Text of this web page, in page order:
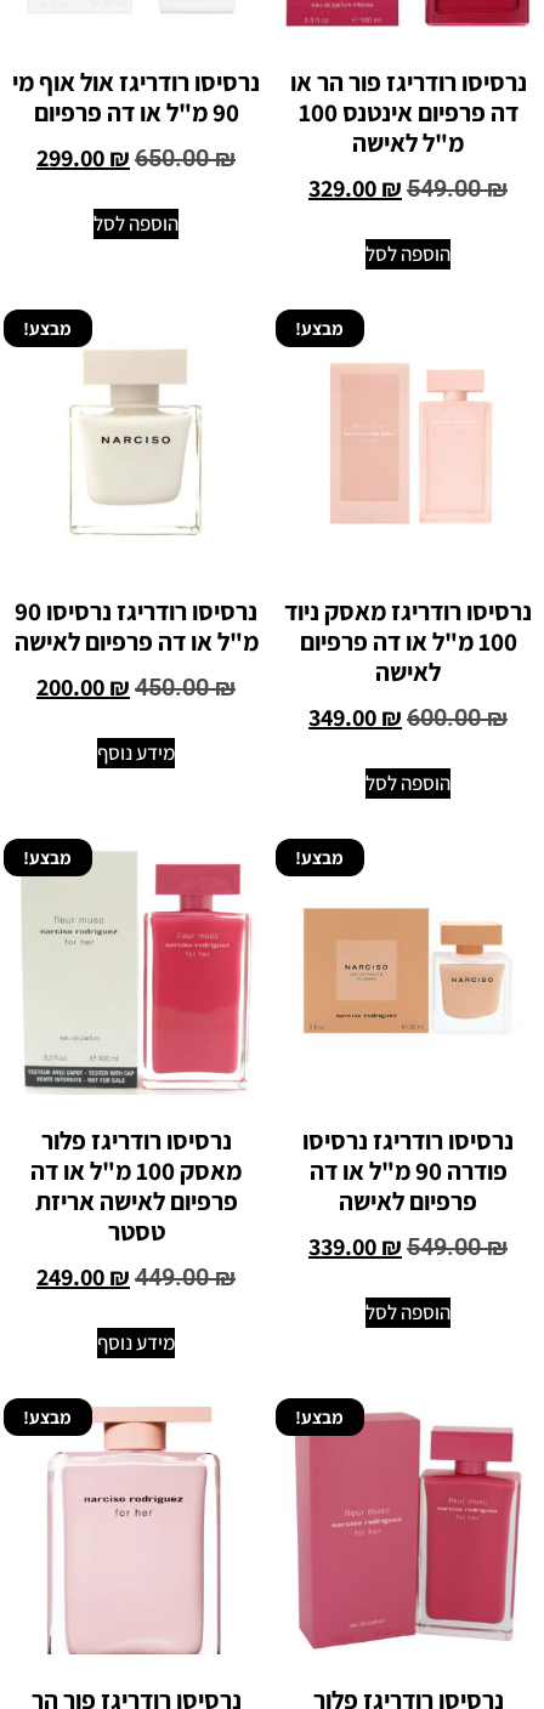
נרסיסו רודריגז פור הר או
דה פרפיום אינטנס 100
מ"ל לאישה
549.00₪
329.00₪
הוספה לסל
נרסיסו רודריגז אול אוף מי
90 מ"ל או דה פרפיום
650.00₪
299.00₪
הוספה לסל
מבצע!
נרסיסו רודריגז מאסק ניוד
100 מ"ל או דה פרפיום
לאישה
600.00₪
349.00₪
הוספה לסל
מבצע!
נרסיסו רודריגז נרסיסו 90
מ"ל או דה פרפיום לאישה
450.00₪
200.00₪
מידע נוסף
מבצע!
נרסיסו רודריגז נרסיסו
פודרה 90 מ"ל או דה
פרפיום לאישה
549.00₪
339.00₪
הוספה לסל
מבצע!
נרסיסו רודריגז פלור
מאסק 100 מ"ל או דה
פרפיום לאישה אריזת
טסטר
449.00₪
249.00₪
מידע נוסף
מבצע!
נרסיסו רודריגז פלור
מבצע!
נרסיסו רודריגז פור הר